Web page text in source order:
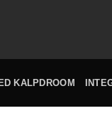
KALPDROOM